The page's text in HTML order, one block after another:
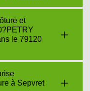
et
le 79120
à Sepvret